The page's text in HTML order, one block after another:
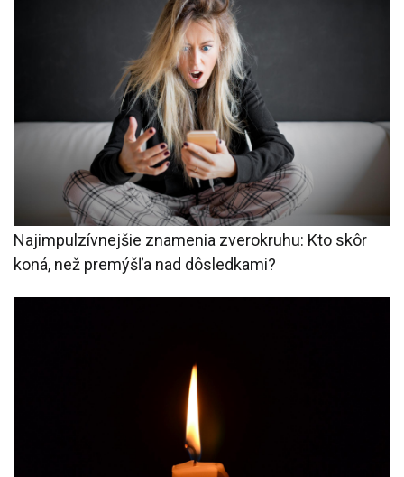
Najimpulzívnejšie znamenia zverokruhu: Kto skôr
koná, než premýšľa nad dôsledkami?